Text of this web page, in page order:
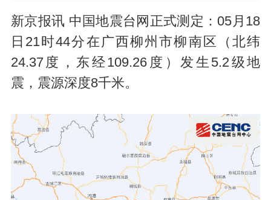
新京报讯 中国地震台网正式测定：05月18
日21时44分在广西柳州市柳南区（北纬
24.37度，东经109.26度）发生5.2级地
震，震源深度8千米。